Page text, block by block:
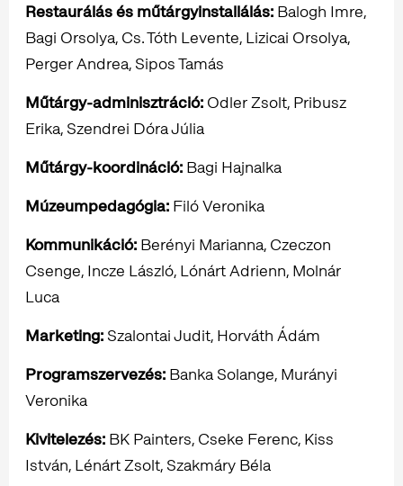
Restaurálás és műtárgyinstallálás: Balogh Imre,
Bagi Orsolya, Cs. Tóth Levente, Lizicai Orsolya,
Perger Andrea, Sipos Tamás
Műtárgy-adminisztráció: Odler Zsolt, Pribusz
Erika, Szendrei Dóra Júlia
Műtárgy-koordináció: Bagi Hajnalka
Múzeumpedagógia: Filó Veronika
Kommunikáció: Berényi Marianna, Czeczon
Csenge, Incze László, Lónárt Adrienn, Molnár
Luca
Marketing: Szalontai Judit, Horváth Ádám
Programszervezés: Banka Solange, Murányi
Veronika
Kivitelezés: BK Painters, Cseke Ferenc, Kiss
István, Lénárt Zsolt, Szakmáry Béla